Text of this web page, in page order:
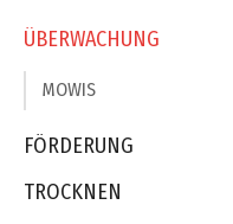
ÜBERWACHUNG
MOWIS
FÖRDERUNG
TROCKNEN